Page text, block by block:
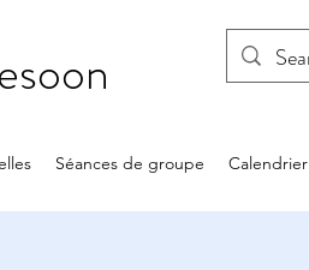
Séances de groupe Calendrier